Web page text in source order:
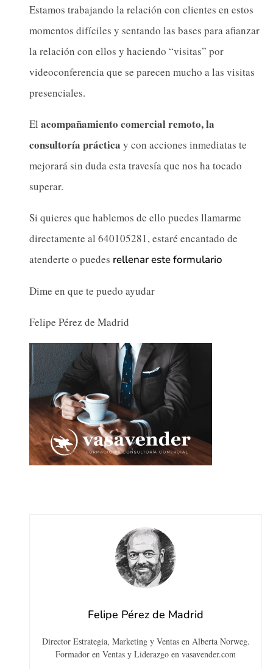
Estamos trabajando la relación con clientes en estos
momentos difíciles y sentando las bases para afianzar
la relación con ellos y haciendo “visitas” por
videoconferencia que se parecen mucho a las visitas
presenciales.
El acompañamiento comercial remoto, la
consultoría práctica y con acciones inmediatas te
mejorará sin duda esta travesía que nos ha tocado
superar.
Si quieres que hablemos de ello puedes llamarme
directamente al 640105281, estaré encantado de
atenderte o puedes rellenar este formulario
Dime en que te puedo ayudar
Felipe Pérez de Madrid
Felipe Pérez de Madrid
Director Estrategia, Marketing y Ventas en Alberta Norweg.
Formador en Ventas y Liderazgo en vasavender.com